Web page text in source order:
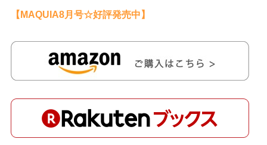
【MAQUIA8月号☆好評発売中】